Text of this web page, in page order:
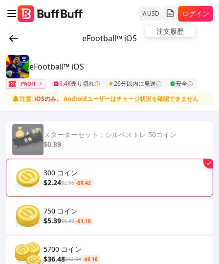
JAUSD
注文履歴
ログイン
eFootball™ iOS
eFootball™ iOS
7%OFF 6.4K売り切れ 26分以内に発送
安全
注意: iOSのみ。 Androidユーザーはチャージ状況を確認できません
スターターセット：シルベストレ 50コイン
$0.89
300 コイン
$2.24$2.66 -$0.42
750 コイン
$5.39$6.49 -$1.10
5700 コイン
$36.48$42.64 -$6.16